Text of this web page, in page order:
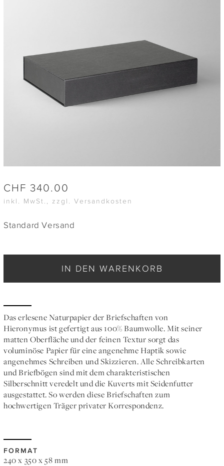
CHF 340.00
inkl. MwSt., zzgl. Versandkosten
Standard Versand
IN DEN WARENKORB
Das erlesene Naturpapier der Briefschaften von
Hieronymus ist gefertigt aus 100% Baumwolle. Mit seiner
matten Oberfläche und der feinen Textur sorgt das
voluminöse Papier für eine angenehme Haptik sowie
angenehmes Schreiben und Skizzieren. Alle Schreibkarten
und Briefbögen sind mit dem charakteristischen
Silberschnitt veredelt und die Kuverts mit Seidenfutter
ausgestattet. So werden diese Briefschaften zum
hochwertigen Träger privater Korrespondenz.
FORMAT
240 x 350 x 58 mm